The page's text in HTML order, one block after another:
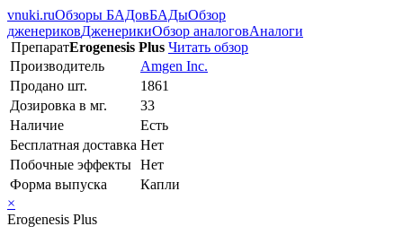
vnuki.ruОбзоры БАДовБАДыОбзор
дженериковДженерикиОбзор аналоговАналоги
ПрепаратErogenesis Plus Читать обзор
Производитель
Amgen Inc.
Продано шт.
1861
Дозировка в мг.
33
Наличие
Есть
Бесплатная доставка Нет
Побочные эффекты Нет
Форма выпуска
Капли
×
Erogenesis Plus